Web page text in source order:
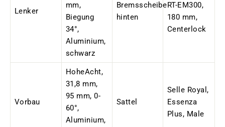
Lenker
mm,
Biegung
34°,
Aluminium,
schwarz
Bremsscheibe
hinten
RT-EM300,
180 mm,
Centerlock
Vorbau
HoheAcht,
31,8 mm,
95 mm, 0-
60°,
Aluminium,
Sattel
Selle Royal,
Essenza
Plus, Male